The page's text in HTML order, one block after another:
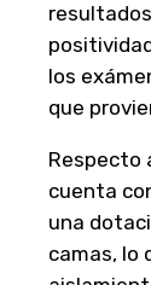
los
que
Respecto
cuenta
una
camas, lo